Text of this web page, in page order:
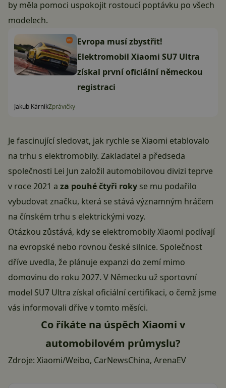
by měla pomoci uspokojit rostoucí poptávku po všech
modelech.
Evropa musí zbystřit!
Elektromobil Xiaomi SU7 Ultra
získal první oficiální německou
registraci
Jakub KárníkZprávičky
Je fascinující sledovat, jak rychle se Xiaomi etablovalo
na trhu s elektromobily. Zakladatel a předseda
společnosti Lei Jun založil automobilovou divizi teprve
v roce 2021 a za pouhé čtyři roky se mu podařilo
vybudovat značku, která se stává významným hráčem
na čínském trhu s elektrickými vozy.
Otázkou zůstává, kdy se elektromobily Xiaomi podívají
na evropské nebo rovnou české silnice. Společnost
dříve uvedla, že plánuje expanzi do zemí mimo
domovinu do roku 2027. V Německu už sportovní
model SU7 Ultra získal oficiální certifikaci, o čemž jsme
vás informovali dříve v tomto měsíci.
Co říkáte na úspěch Xiaomi v
automobilovém průmyslu?
Zdroje: Xiaomi/Weibo, CarNewsChina, ArenaEV